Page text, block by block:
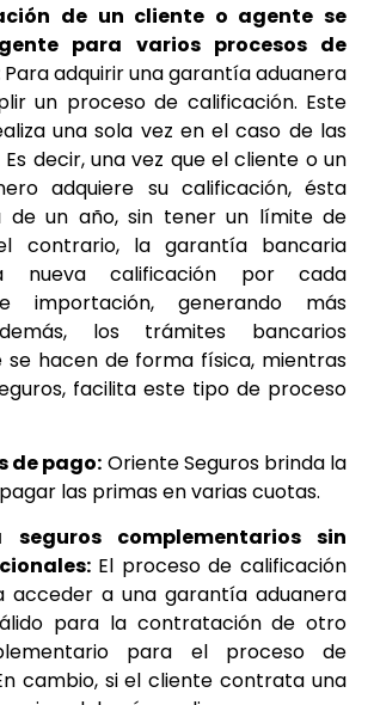
de un cliente o agente se
para varios procesos de
Para adquirir una garantía aduanera
un proceso de calificación. Este
una sola vez en el caso de las
decir, una vez que el cliente o un
adquiere su calificación, ésta
de un año, sin tener un límite de
contrario, la garantía bancaria
nueva calificación por cada
importación, generando más
los trámites bancarios
se hacen de forma física, mientras
facilita este tipo de proceso
de pago: Oriente Seguros brinda la
las primas en varias cuotas.
seguros complementarios sin
El proceso de calificación
acceder a una garantía aduanera
para la contratación de otro
para el proceso de
cambio, si el cliente contrata una